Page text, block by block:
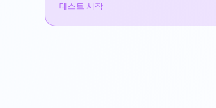
테스트 시작